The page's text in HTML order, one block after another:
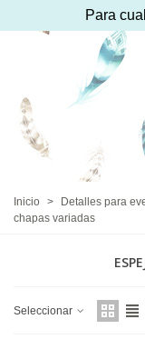
Para
Inicio > Detalles para
chapas variadas
Seleccionar